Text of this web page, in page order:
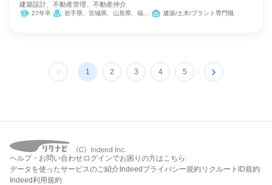
建築設計、不動産管理、不動産仲介
27年卒 岩手県、宮城県、山形県、福島県、茨城県、栃木県、群馬県、埼玉県、千葉県、東京都、神奈川県、新潟県、富山県、石川県、福井県、長野県、岐阜県、静岡県、愛知県、三重県、滋賀県、京都府、大阪府、兵庫県、奈良県、鳥取県、島根県、岡山県、広島県、山口県、愛媛県、高知県、福岡県、長崎県、熊本県、大分県、宮崎県、鹿児島県、沖縄県 建築/土木/プラント専門職
1 2 3 4 5
ヘルプ・お問い合わせ ログインでお困りの方はこちら
データを使ったサービスのご紹介 Indeedプライバシー規約 リクルートID規約
Indeed利用規約